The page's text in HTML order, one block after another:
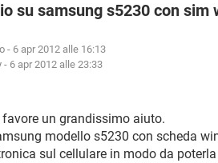
su samsung s5230 con sim
- 6 apr 2012 alle 16:13
- 6 apr 2012 alle 23:33
un grandissimo aiuto.
modello s5230 con scheda
sul cellulare in modo da poterla